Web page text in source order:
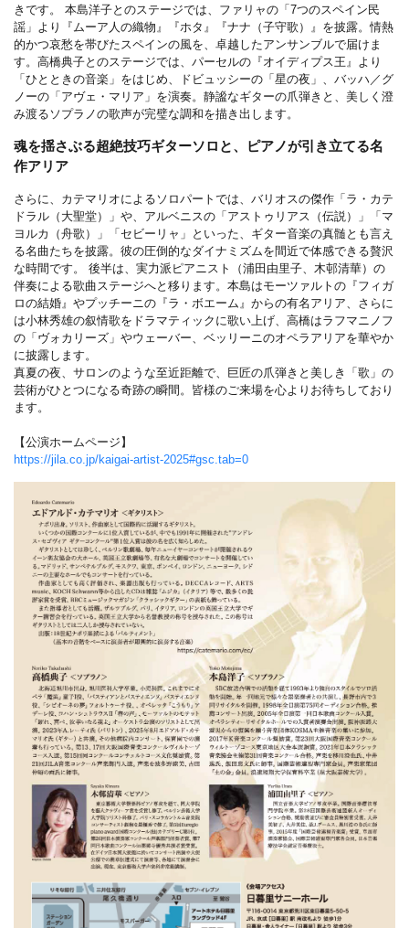
きです。 本島洋子とのステージでは、ファリャの「7つのスペイン民
謡」より『ムーア人の織物』『ホタ』『ナナ（子守歌）』を披露。情熱
的かつ哀愁を帯びたスペインの風を、卓越したアンサンブルで届けま
す。高橋典子とのステージでは、パーセルの『オイディプス王』より
「ひとときの音楽」をはじめ、ドビュッシーの「星の夜」、バッハ／グ
ノーの「アヴェ・マリア」を演奏。静謐なギターの爪弾きと、美しく澄
み渡るソプラノの歌声が完璧な調和を描き出します。
魂を揺さぶる超絶技巧ギターソロと、ピアノが引き立てる名
作アリア
さらに、カテマリオによるソロパートでは、バリオスの傑作「ラ・カテ
ドラル（大聖堂）」や、アルベニスの「アストゥリアス（伝説）」「マ
ヨルカ（舟歌）」「セビーリャ」といった、ギター音楽の真髄とも言え
る名曲たちを披露。彼の圧倒的なダイナミズムを間近で体感できる贅沢
な時間です。 後半は、実力派ピアニスト（浦田由里子、木邨清華）の
伴奏による歌曲ステージへと移ります。本島はモーツァルトの『フィガ
ロの結婚』やプッチーニの『ラ・ボエーム』からの有名アリア、さらに
は小林秀雄の叙情歌をドラマティックに歌い上げ、高橋はラフマニノフ
の「ヴォカリーズ」やウェーバー、ベッリーニのオペラアリアを華やか
に披露します。
真夏の夜、サロンのような至近距離で、巨匠の爪弾きと美しき「歌」の
芸術がひとつになる奇跡の瞬間。皆様のご来場を心よりお待ちしており
ます。
【公演ホームページ】
https://jila.co.jp/kaigai-artist-2025#gsc.tab=0